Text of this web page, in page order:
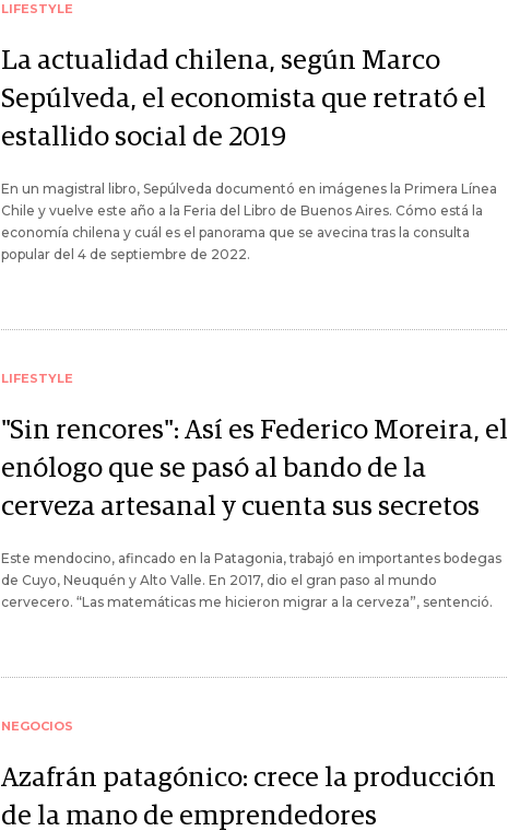
LIFESTYLE
La actualidad chilena, según Marco
Sepúlveda, el economista que retrató el
estallido social de 2019
En un magistral libro, Sepúlveda documentó en imágenes la Primera Línea
Chile y vuelve este año a la Feria del Libro de Buenos Aires. Cómo está la
economía chilena y cuál es el panorama que se avecina tras la consulta
popular del 4 de septiembre de 2022.
LIFESTYLE
"Sin rencores": Así es Federico Moreira, el
enólogo que se pasó al bando de la
cerveza artesanal y cuenta sus secretos
Este mendocino, afincado en la Patagonia, trabajó en importantes bodegas
de Cuyo, Neuquén y Alto Valle. En 2017, dio el gran paso al mundo
cervecero. “Las matemáticas me hicieron migrar a la cerveza”, sentenció.
NEGOCIOS
Azafrán patagónico: crece la producción
de la mano de emprendedores